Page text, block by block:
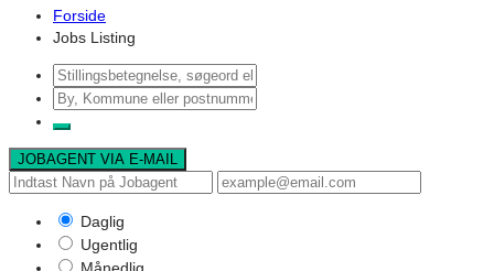
Forside
Jobs Listing
JOBAGENT VIA E-MAIL
Daglig
Ugentlig